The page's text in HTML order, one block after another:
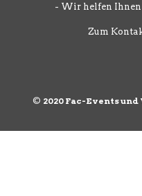
- Wir helfen Ihnen
Zum
© 2020 Fac-Events